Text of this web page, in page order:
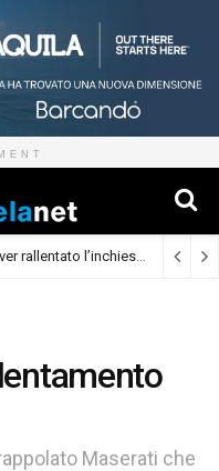
Bayesian, la carenza di giudici può aver rallentato l’inchiesta (Cronaca)
Maserati che